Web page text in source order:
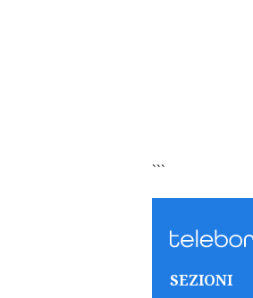
```
SEZIONI